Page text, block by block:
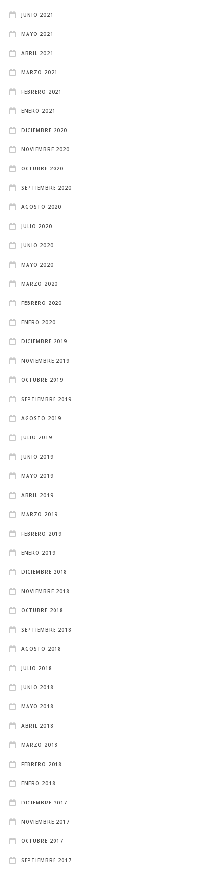
JUNIO 2021
MAYO 2021
ABRIL 2021
MARZO 2021
FEBRERO 2021
ENERO 2021
DICIEMBRE 2020
NOVIEMBRE 2020
OCTUBRE 2020
SEPTIEMBRE 2020
AGOSTO 2020
JULIO 2020
JUNIO 2020
MAYO 2020
MARZO 2020
FEBRERO 2020
ENERO 2020
DICIEMBRE 2019
NOVIEMBRE 2019
OCTUBRE 2019
SEPTIEMBRE 2019
AGOSTO 2019
JULIO 2019
JUNIO 2019
MAYO 2019
ABRIL 2019
MARZO 2019
FEBRERO 2019
ENERO 2019
DICIEMBRE 2018
NOVIEMBRE 2018
OCTUBRE 2018
SEPTIEMBRE 2018
AGOSTO 2018
JULIO 2018
JUNIO 2018
MAYO 2018
ABRIL 2018
MARZO 2018
FEBRERO 2018
ENERO 2018
DICIEMBRE 2017
NOVIEMBRE 2017
OCTUBRE 2017
SEPTIEMBRE 2017